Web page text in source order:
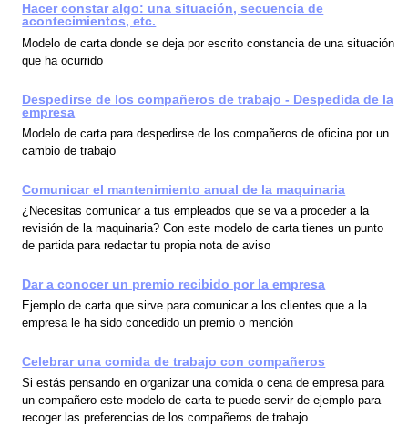
Hacer constar algo: una situación, secuencia de
acontecimientos, etc.
Modelo de carta donde se deja por escrito constancia de una situación
que ha ocurrido
Despedirse de los compañeros de trabajo - Despedida de la
empresa
Modelo de carta para despedirse de los compañeros de oficina por un
cambio de trabajo
Comunicar el mantenimiento anual de la maquinaria
¿Necesitas comunicar a tus empleados que se va a proceder a la
revisión de la maquinaria? Con este modelo de carta tienes un punto
de partida para redactar tu propia nota de aviso
Dar a conocer un premio recibido por la empresa
Ejemplo de carta que sirve para comunicar a los clientes que a la
empresa le ha sido concedido un premio o mención
Celebrar una comida de trabajo con compañeros
Si estás pensando en organizar una comida o cena de empresa para
un compañero este modelo de carta te puede servir de ejemplo para
recoger las preferencias de los compañeros de trabajo